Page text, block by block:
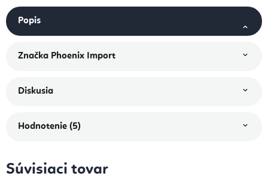
Popis
Značka Phoenix Import
Diskusia
Hodnotenie (5)
Súvisiaci tovar